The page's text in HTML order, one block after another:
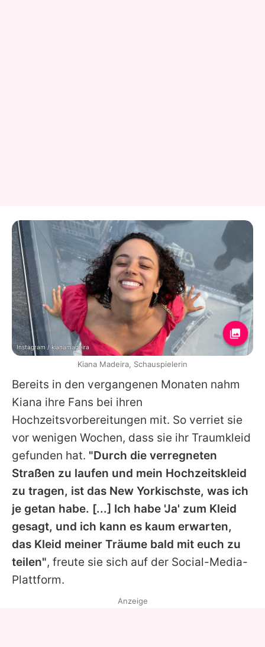
Bereits in den vergangenen Monaten nahm
Kiana ihre Fans bei ihren
Hochzeitsvorbereitungen mit. So verriet sie
vor wenigen Wochen, dass sie ihr Traumkleid
gefunden hat. "Durch die verregneten
Straßen zu laufen und mein Hochzeitskleid
zu tragen, ist das New Yorkischste, was ich
je getan habe. [...] Ich habe 'Ja' zum Kleid
gesagt, und ich kann es kaum erwarten,
das Kleid meiner Träume bald mit euch zu
teilen", freute sie sich auf der Social-Media-
Plattform.
Instagram / kianamadeira
Kiana Madeira, Schauspielerin
Anzeige